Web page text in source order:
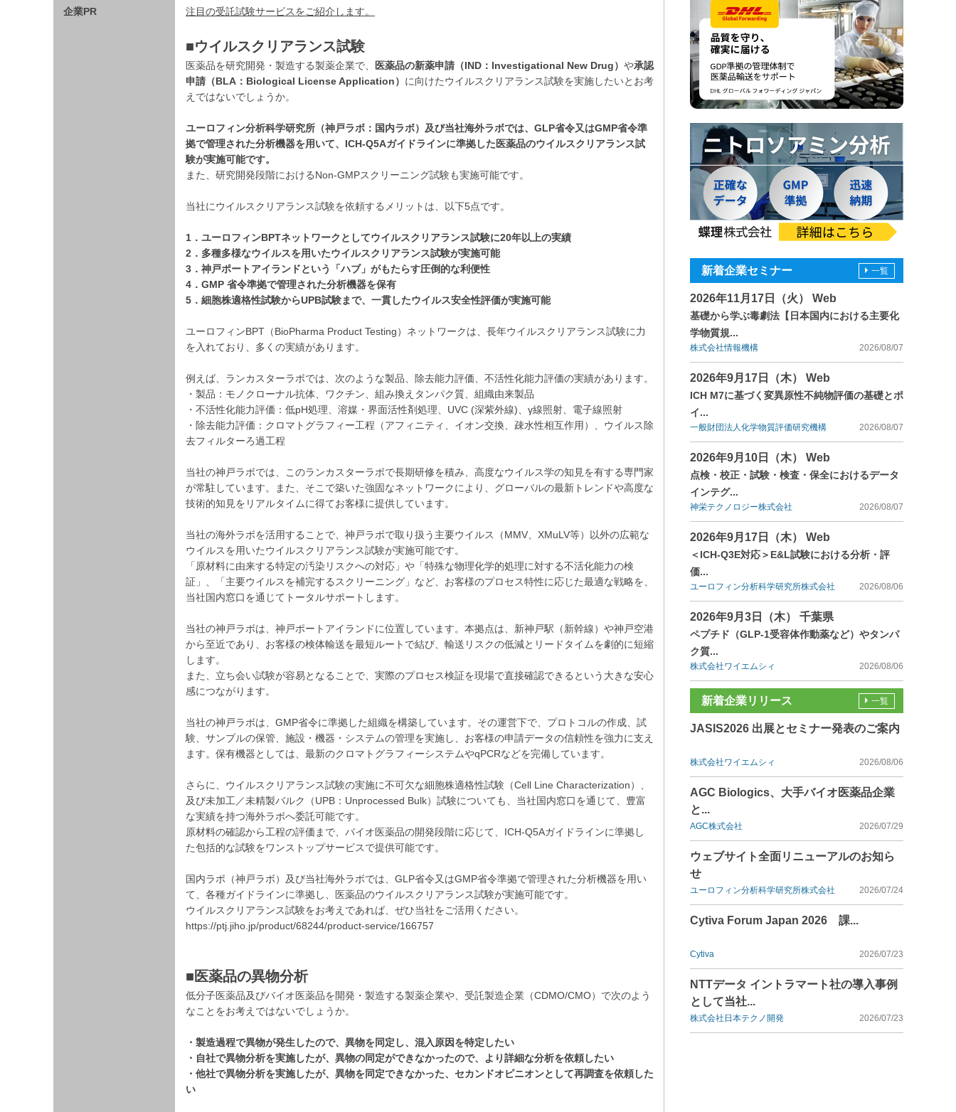
企業PR 注目の受託試験サービスをご紹介します。
■ウイルスクリアランス試験
医薬品を研究開発・製造する製薬企業で、 医薬品の新薬申請（IND：Investigational New Drug） や承認
申請（BLA：Biological License Application） に向けたウイルスクリアランス試験を実施したいとお考
えではないでしょうか。
ユーロフィン分析科学研究所（神戸ラボ：国内ラボ）及び当社海外ラボでは、GLP省令又はGMP省令準
拠で管理された分析機器を用いて、ICH-Q5Aガイドラインに準拠した医薬品のウイルスクリアランス試
験が実施可能です。
また、研究開発段階におけるNon-GMPスクリーニング試験も実施可能です。
当社にウイルスクリアランス試験を依頼するメリットは、以下5点です。
1．ユーロフィンBPTネットワークとしてウイルスクリアランス試験に20年以上の実績
2． 多種多様なウイルスを用いたウイルスクリアランス試験が実施可能
3． 神戸ポートアイランドという「ハブ」がもたらす圧倒的な利便性
4． GMP 省令準拠で管理された分析機器を保有
5． 細胞株適格性試験からUPB試験まで、一貫したウイルス安全性評価が実施可能
ユーロフィンBPT（BioPharma Product Testing）ネットワークは、長年ウイルスクリアランス試験に力
を入れており、多くの実績があります。
例えば、ランカスターラボでは、次のような製品、除去能力評価、不活性化能力評価の実績があります。
・製品：モノクローナル抗体、ワクチン、組み換えタンパク質、組織由来製品
・不活性化能力評価：低pH処理、溶媒・界面活性剤処理、UVC (深紫外線)、γ線照射、電子線照射
・除去能力評価：クロマトグラフィー工程（アフィニティ、イオン交換、疎水性相互作用）、ウイルス除
去フィルターろ過工程
当社の神戸ラボでは、このランカスターラボで長期研修を積み、高度なウイルス学の知見を有する専門家
が常駐しています。また、そこで築いた強固なネットワークにより、グローバルの最新トレンドや高度な
技術的知見をリアルタイムに得てお客様に提供しています。
当社の海外ラボを活用することで、神戸ラボで取り扱う主要ウイルス（MMV、XMuLV等）以外の広範な
ウイルスを用いたウイルスクリアランス試験が実施可能です。
「原材料に由来する特定の汚染リスクへの対応」や「特殊な物理化学的処理に対する不活化能力の検
証」、「主要ウイルスを補完するスクリーニング」など、お客様のプロセス特性に応じた最適な戦略を、
当社国内窓口を通じてトータルサポートします。
当社の神戸ラボは、神戸ポートアイランドに位置しています。本拠点は、新神戸駅（新幹線）や神戸空港
から至近であり、お客様の検体輸送を最短ルートで結び、輸送リスクの低減とリードタイムを劇的に短縮
します。
また、立ち会い試験が容易となることで、実際のプロセス検証を現場で直接確認できるという大きな安心
感につながります。
当社の神戸ラボは、GMP省令に準拠した組織を構築しています。その運営下で、プロトコルの作成、試
験、サンプルの保管、施設・機器・システムの管理を実施し、お客様の申請データの信頼性を強力に支え
ます。保有機器としては、最新のクロマトグラフィーシステムやqPCRなどを完備しています。
さらに、ウイルスクリアランス試験の実施に不可欠な細胞株適格性試験（Cell Line Characterization）、
及び未加工／未精製バルク（UPB：Unprocessed Bulk）試験についても、当社国内窓口を通じて、豊富
な実績を持つ海外ラボへ委託可能です。
原材料の確認から工程の評価まで、バイオ医薬品の開発段階に応じて、ICH-Q5Aガイドラインに準拠し
た包括的な試験をワンストップサービスで提供可能です。
国内ラボ（神戸ラボ）及び当社海外ラボでは、GLP省令又はGMP省令準拠で管理された分析機器を用い
て、各種ガイドラインに準拠し、医薬品のウイルスクリアランス試験が実施可能です。
ウイルスクリアランス試験をお考えであれば、ぜひ当社をご活用ください。
https://ptj.jiho.jp/product/68244/product-service/166757
■医薬品の異物分析
低分子医薬品及びバイオ医薬品を開発・製造する製薬企業や、受託製造企業（CDMO/CMO）で次のよう
なことをお考えではないでしょうか。
・製造過程で異物が発生したので、異物を同定し、混入原因を特定したい
・自社で異物分析を実施したが、異物の同定ができなかったので、より詳細な分析を依頼したい
・他社で異物分析を実施したが、異物を同定できなかった、セカンドオピニオンとして再調査を依頼した
い
新着企業セミナー
2026年11月17日（火） Web
基礎から学ぶ毒劇法【日本国内における主要化
学物質規...
株式会社情報機構 2026/08/07
2026年9月17日（木） Web
ICH M7に基づく変異原性不純物評価の基礎とポ
イ...
一般財団法人化学物質評価研究機構 2026/08/07
2026年9月10日（木） Web
点検・校正・試験・検査・保全におけるデータ
インテグ...
神栄テクノロジー株式会社 2026/08/07
2026年9月17日（木） Web
＜ICH-Q3E対応＞E&L試験における分析・評
価...
ユーロフィン分析科学研究所株式会社 2026/08/06
2026年9月3日（木） 千葉県
ペプチド（GLP-1受容体作動薬など）やタンパ
ク質...
株式会社ワイエムシィ 2026/08/06
一覧
新着企業リリース
JASIS2026 出展とセミナー発表のご案内
株式会社ワイエムシィ 2026/08/06
AGC Biologics、大手バイオ医薬品企業
と...
AGC株式会社 2026/07/29
ウェブサイト全面リニューアルのお知ら
せ
ユーロフィン分析科学研究所株式会社 2026/07/24
Cytiva Forum Japan 2026 課...
Cytiva 2026/07/23
NTTデータ イントラマート社の導入事例
として当社...
株式会社日本テクノ開発 2026/07/23
一覧